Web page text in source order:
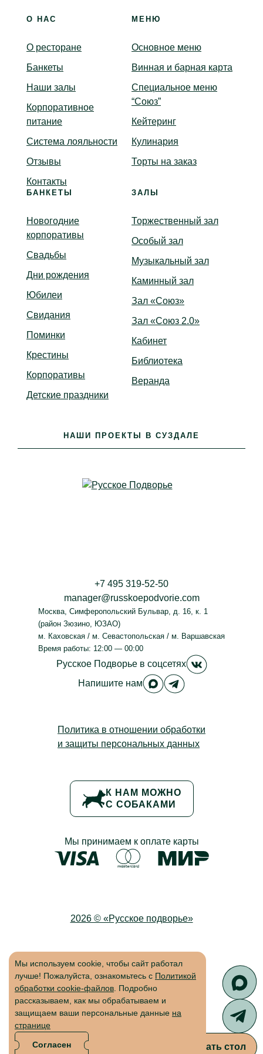
Забронировать стол
+7 495 319-52-50
manager@russkoepodvorie.com
Москва Симферопольский Бульвар, д. 16, к. 1
(район Зюзино, ЮЗАО)
м. Каховская / м. Севастопольская / м. Варшавская
Время работы: 12:00 — 00:00
Русское Подворьев соцсетях Русское
Напишите нам Русское Подворье в
Политика в отношении обработки
и защиты персональных данных
К НАМ МОЖНО
С СОБАКАМИ
Мы принимаем к оплате карты
2026 © «Русское подворье»
О НАС
О ресторане
Банкеты
Наши залы
Корпоративное
питание
Система лояльности
Отзывы
Контакты
МЕНЮ
Основное меню
Винная и барная карта
Специальное меню
“Союз”
Кейтеринг
Кулинария
Торты на заказ
БАНКЕТЫ
Новогодние
корпоративы
Свадьбы
Дни рождения
Юбилеи
Свидания
Поминки
Крестины
Корпоративы
Детские праздники
ЗАЛЫ
Торжественный зал
Особый зал
Музыкальный зал
Каминный зал
Зал «Союз»
Зал «Союз 2.0»
Кабинет
Библиотека
Веранда
НАШИ ПРОЕКТЫ В СУЗДАЛЕ
Мы используем cookie, чтобы сайт работал
лучше! Пожалуйста, ознакомьтесь с Политикой
обработки cookie-файлов . Подробно
рассказываем, как мы обрабатываем и
защищаем ваши персональные данные на
странице
Согласен